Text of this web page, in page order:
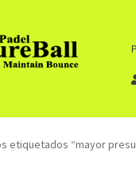
etiquetados “mayor